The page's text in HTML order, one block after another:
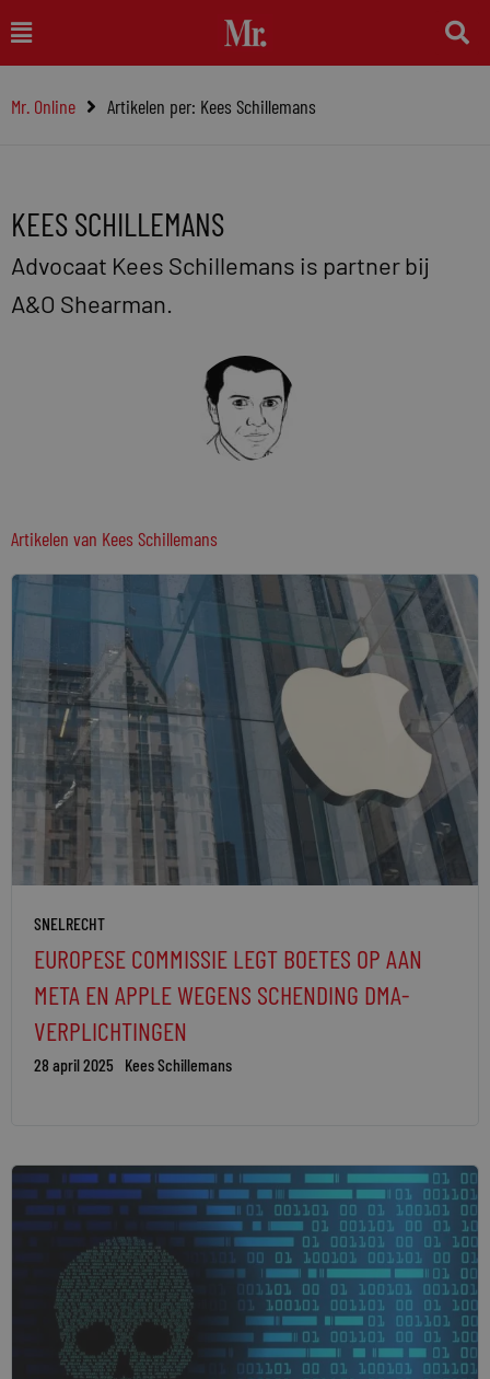
naar
inhoud
Main
Menu
Mr. Online Artikelen per: Kees Schillemans
KEES SCHILLEMANS
Advocaat Kees Schillemans is partner bij
A&O Shearman.
Artikelen van Kees Schillemans
SNELRECHT
EUROPESE COMMISSIE LEGT BOETES OP AAN
META EN APPLE WEGENS SCHENDING DMA-
VERPLICHTINGEN
28 april 2025 Kees Schillemans